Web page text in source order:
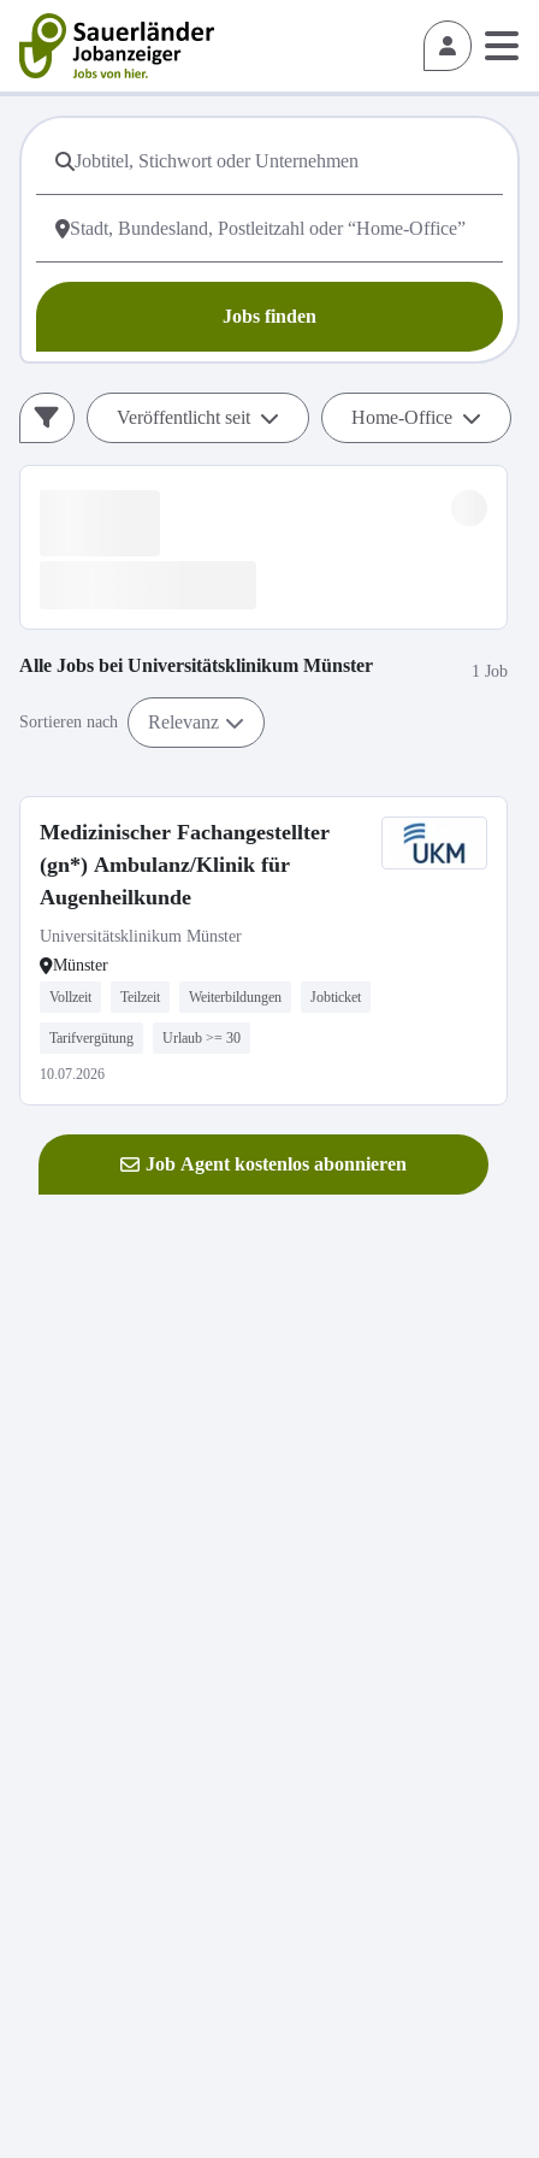
Jobs finden
Veröffentlicht seit Home-Office
Alle Jobs bei Universitätsklinikum Münster 1 Job
Sortieren nach Relevanz
Medizinischer Fachangestellter
(gn*) Ambulanz/Klinik für
Augenheilkunde
Universitätsklinikum Münster
Münster
Vollzeit Teilzeit Weiterbildungen Jobticket
Tarifvergütung Urlaub >= 30
10.07.2026
Job Agent kostenlos abonnieren